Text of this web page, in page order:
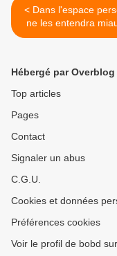
< Dans l'espace personne
ne les entendra
Captain Ginger Vs. The
Hébergé par Overblog
Top articles
Pages
Contact
Signaler un abus
C.G.U.
Cookies et données
Préférences cookies
Voir le profil de bobd